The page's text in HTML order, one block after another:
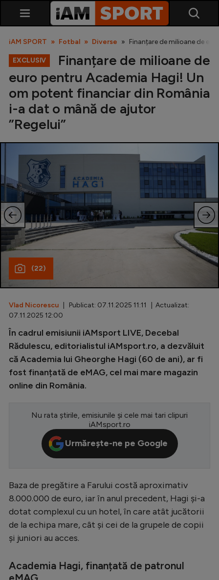
Liga 2
Cupa României
Echipa Națională
U21
Fotbal feminin
Special
Clasamente
Champions League
Europa League
Conference League
Premier League
Serie A
Ligue 1
Campionate
Starurile fotbalului
EURO 2024
Stranieri
iAM SPORT Fotbal Diverse Finanțare de milioane de
EXCLUSIV
Finanțare de milioane de
euro pentru Academia Hagi! Un
om potent financiar din România
i-a dat o mână de ajutor
”Regelui”
(22)
Vlad Nicorescu | Publicat: 07.11.2025 11:11 | Actualizat:
07.11.2025 12:00
În cadrul emisiunii iAMsport LIVE, Decebal
Rădulescu, editorialistul iAMsport.ro, a dezvăluit
că Academia lui Gheorghe Hagi (60 de ani), ar fi
fost finanțată de eMAG, cel mai mare magazin
online din România.
Nu rata știrile, emisiunile și cele mai tari clipuri
iAMsport.ro
Urmărește-ne pe Google
Baza de pregătire a Farului costă aproximativ
8.000.000 de euro, iar în anul precedent, Hagi și-a
dotat complexul cu un hotel, în care atât jucătorii
de la echipa mare, cât și cei de la grupele de copii
și juniori au acces.
Academia Hagi, finanțată de patronul